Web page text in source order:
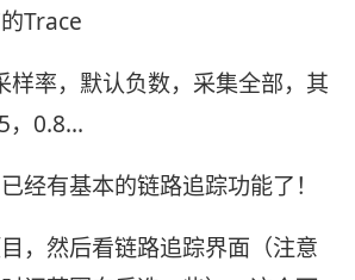
Trace
率，默认负数，采集全部，其
，0.8...
经有基本的链路追踪功能了！
，然后看链路追踪界面（注意